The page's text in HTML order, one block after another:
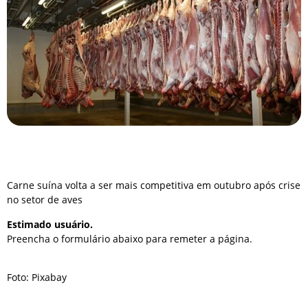
Carne suína volta a ser mais competitiva em outubro após crise
no setor de aves
Estimado usuário.
Preencha o formulário abaixo para remeter a página.
Foto: Pixabay